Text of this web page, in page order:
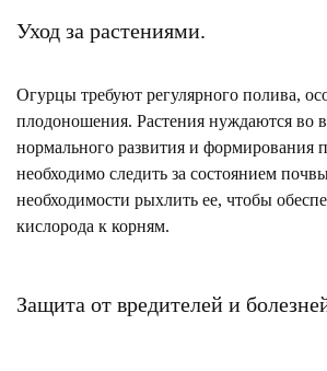
Уход за растениями.
Огурцы требуют регулярного полива,
плодоношения. Растения нуждаются во
нормального развития и формирования
необходимо следить за состоянием
необходимости рыхлить ее, чтобы
кислорода к корням.
Защита от вредителей и